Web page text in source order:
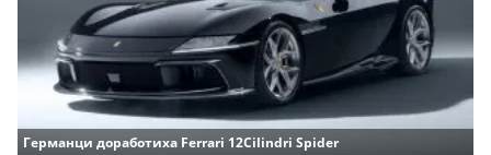
Германци доработиха Ferrari 12Cilindri Spider